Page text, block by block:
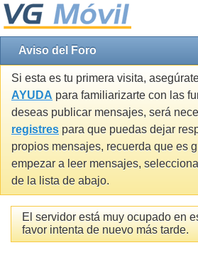
Aviso del Foro
Si esta es tu primera visita,
AYUDA para familiarizarte con las
deseas publicar mensajes, será
registres para que puedas dejar
propios mensajes, recuerda que es
empezar a leer mensajes,
de la lista de abajo.
El servidor está muy ocupado en
favor intenta de nuevo más tarde.